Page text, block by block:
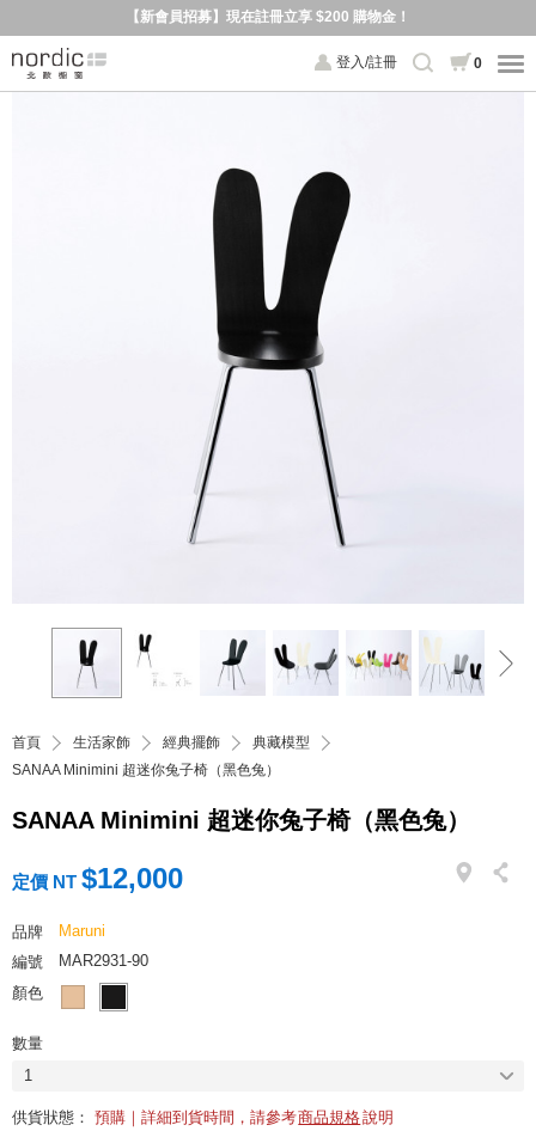
【新會員招募】現在註冊立享 $200 購物金！
登入/註冊 0
首頁 生活家飾 經典擺飾
典藏模型
SANAA Minimini 超迷你兔子椅（黑色兔）
SANAA Minimini 超迷你兔子椅（黑色兔）
定價 NT $12,000
品牌
Maruni
編號
MAR2931-90
顏色
數量
1
供貨狀態： 預購｜詳細到貨時間，請參考商品規格說明